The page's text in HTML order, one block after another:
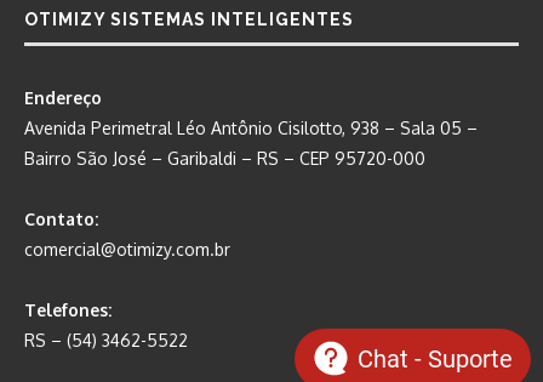
OTIMIZY SISTEMAS INTELIGENTES
Endereço
Avenida Perimetral Léo Antônio Cisilotto, 938 – Sala 05 –
Bairro São José – Garibaldi – RS – CEP 95720-000
Contato:
comercial@otimizy.com.br
Telefones:
RS – (54) 3462-5522
Chat - Suporte